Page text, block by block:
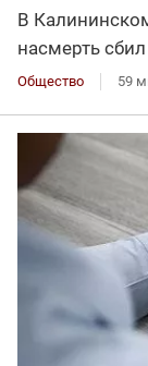
В
насмерть
Общество 59